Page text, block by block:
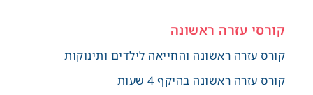
קורסי עזרה ראשונה
קורס עזרה ראשונה והחייאה לילדים ותינוקות
קורס עזרה ראשונה בהיקף 4 שעות